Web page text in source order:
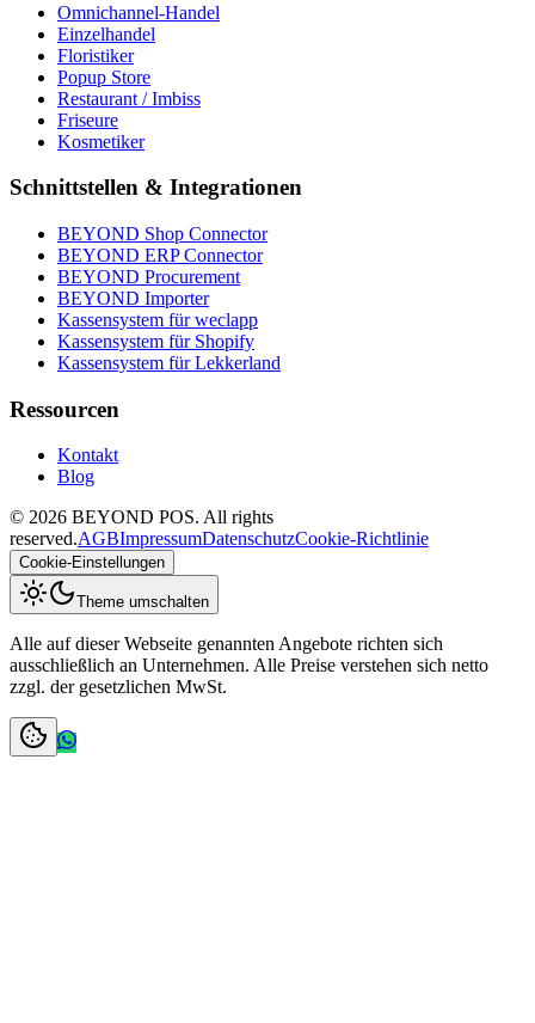
Omnichannel-Handel
Einzelhandel
Floristiker
Popup Store
Restaurant / Imbiss
Friseure
Kosmetiker
Schnittstellen & Integrationen
BEYOND Shop Connector
BEYOND ERP Connector
BEYOND Procurement
BEYOND Importer
Kassensystem für weclapp
Kassensystem für Shopify
Kassensystem für Lekkerland
Ressourcen
Kontakt
Blog
© 2026 BEYOND POS. All rights
reserved.AGBImpressumDatenschutzCookie-Richtlinie
Cookie-Einstellungen
Theme umschalten
Alle auf dieser Webseite genannten Angebote richten sich
ausschließlich an Unternehmen. Alle Preise verstehen sich netto
zzgl. der gesetzlichen MwSt.